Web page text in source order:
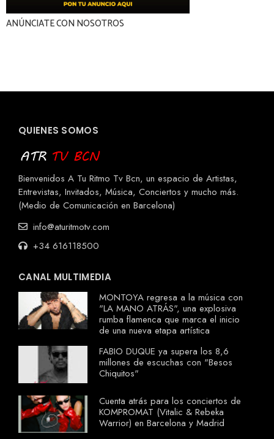
ANÚNCIATE CON NOSOTROS
QUIENES SOMOS
Bienvenidos A Tu Ritmo Tv Bcn, un espacio de Artistas,
Entrevistas, Invitados, Música, Conciertos y mucho más.
(Medio de Comunicación en Barcelona)
info@aturitmotv.com
+34 616118500
CANAL MULTIMEDIA
MONTOYA regresa a la música con
"LA MANO ATRÁS", una explosiva
rumba flamenca que marca el inicio
de una nueva etapa artística
FABIO DUQUE ya supera los 8,6
millones de escuchas con "Besos
Chiquitos"
Cuenta atrás para los conciertos de
KOMPROMAT (Vitalic & Rebeka
Warrior) en Barcelona y Madrid